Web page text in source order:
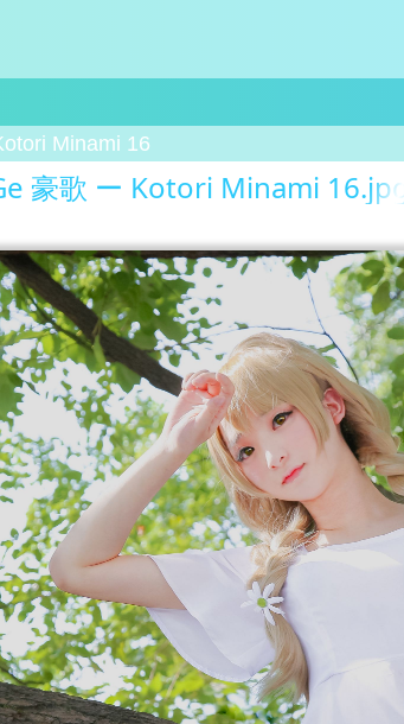
Minami 16
豪歌 ー Kotori Minami